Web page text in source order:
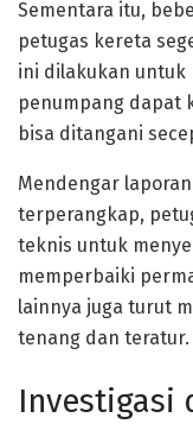
Sementara itu,
petugas kereta
ini dilakukan untuk
penumpang dapat
bisa ditangani
Mendengar
terperangkap,
teknis untuk
memperbaiki
lainnya juga turut
tenang dan teratur.
Investigasi